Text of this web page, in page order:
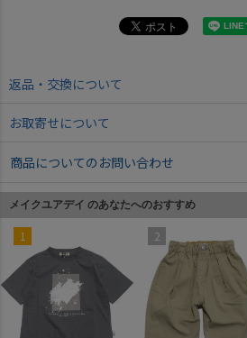
返品・交換について
お取寄せについて
商品についてのお問い合わせ
メイクユアデイ のあなたへのおすすめ
1 2